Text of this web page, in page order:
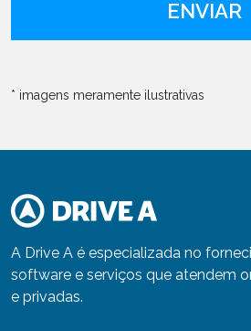
* imagens meramente ilustrativas
A Drive A é especializada no
software e serviços que atendem
e privadas.